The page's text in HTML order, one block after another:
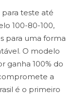
teste até
100-80-100,
para uma forma
O modelo
ganha 100% do
a
é o primeiro